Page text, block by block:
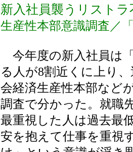
新入社員襲うリスト
生産性本部意識調査／
今年度の新入社員は
る人が8割近くに上り
会経済生産性本部など
調査で分かった。就職
最重視した人は過去最
安を抱えて仕事を重視